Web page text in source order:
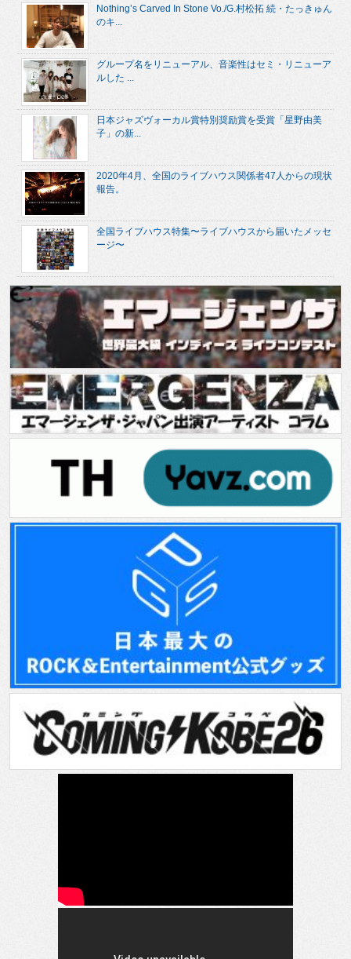
Nothing’s Carved In Stone Vo./G.村松拓 続・たっきゅん
のキ...
グループ名をリニューアル、音楽性はセミ・リニューア
ルした ...
日本ジャズヴォーカル賞特別奨励賞を受賞「星野由美
子」の新...
2020年4月、全国のライブハウス関係者47人からの現状
報告。
全国ライブハウス特集〜ライブハウスから届いたメッセ
ージ〜